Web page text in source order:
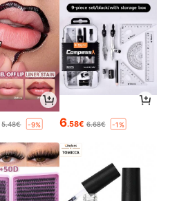
5.48€ -9% 6.58€ 6.68€ -1%